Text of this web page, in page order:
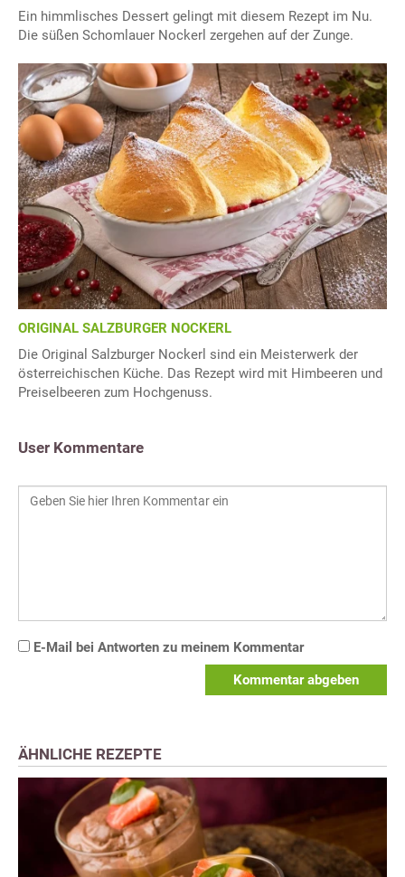
Ein himmlisches Dessert gelingt mit diesem Rezept im Nu.
Die süßen Schomlauer Nockerl zergehen auf der Zunge.
ORIGINAL SALZBURGER NOCKERL
Die Original Salzburger Nockerl sind ein Meisterwerk der
österreichischen Küche. Das Rezept wird mit Himbeeren und
Preiselbeeren zum Hochgenuss.
User Kommentare
E-Mail bei Antworten zu meinem Kommentar
Kommentar abgeben
ÄHNLICHE REZEPTE